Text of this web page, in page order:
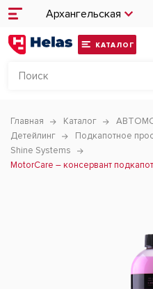
Архангельская
КАТАЛОГ
Главная Каталог
Детейлинг
Подкапотное
Shine Systems
MotorCare – консервант